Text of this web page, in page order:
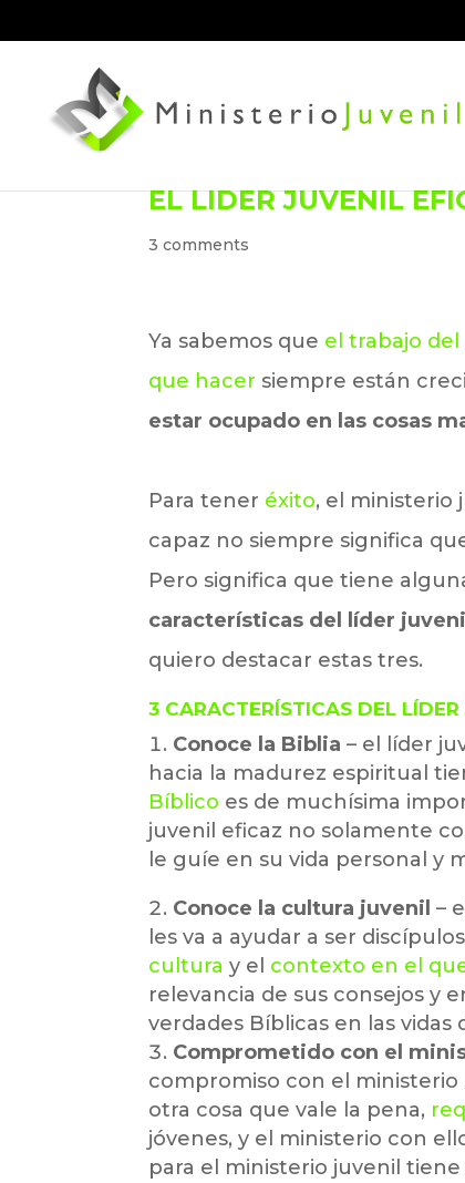
EL LÍDER JUVENIL
3 comments
Ya sabemos que el trabajo
que hacer siempre están
estar ocupado en las cosas
Para tener éxito, el ministerio
capaz no siempre significa
Pero significa que tiene
características del líder
quiero destacar estas tres.
3 CARACTERÍSTICAS DEL
Conoce la Biblia – el líder
hacia la madurez espiritual
Bíblico es de muchísima
juvenil eficaz no solamente
le guíe en su vida personal y
Conoce la cultura juvenil –
les va a ayudar a ser
culturay el contexto en el
relevancia de sus consejos y
verdades Bíblicas en las vidas
Comprometido con el
compromiso con el ministerio
otra cosa que vale la pena,
jóvenes, y el ministerio con
para el ministerio juvenil